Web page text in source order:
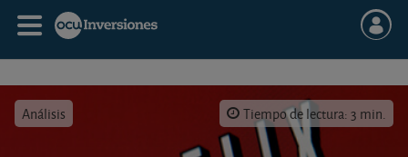
Análisis Tiempo de lectura: 3 min.